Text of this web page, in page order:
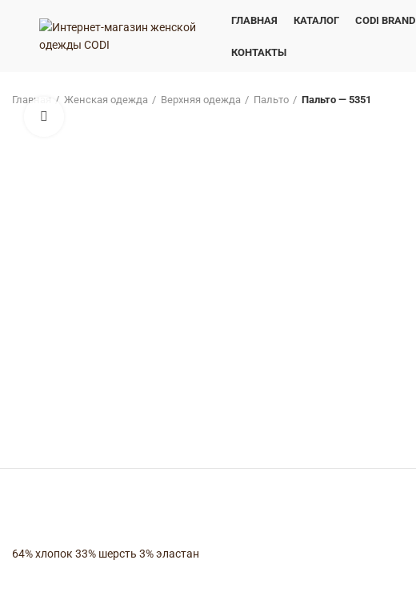
ГЛАВНАЯ КАТАЛОГ CODI BRAND
КОНТАКТЫ
Главная Женская одежда Верхняя одежда Пальто Пальто — 5351
64% хлопок 33% шерсть 3% эластан